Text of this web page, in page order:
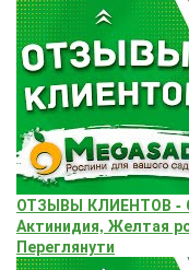
ОТЗЫВЫ КЛИЕНТОВ -
Актинидия, Желтая
Переглянути